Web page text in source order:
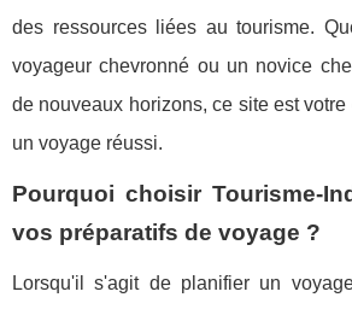
des ressources liées au tourisme.
voyageur chevronné ou un novice
de nouveaux horizons, ce site est
un voyage réussi.
Pourquoi choisir Tourisme-
vos préparatifs de voyage ?
Lorsqu'il s'agit de planifier un